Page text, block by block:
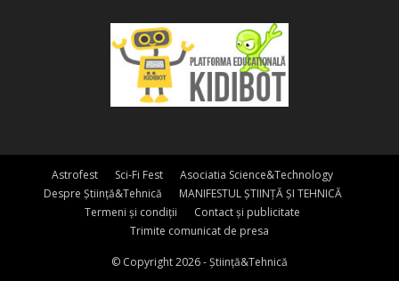
Astrofest Sci-Fi Fest
Asociatia Science&Technology
Despre Știință&Tehnică
MANIFESTUL ȘTIINȚĂ ȘI TEHNICĂ
Termeni și condiții
Contact și publicitate
Trimite comunicat de presa
© Copyright 2026 - Știință&Tehnică